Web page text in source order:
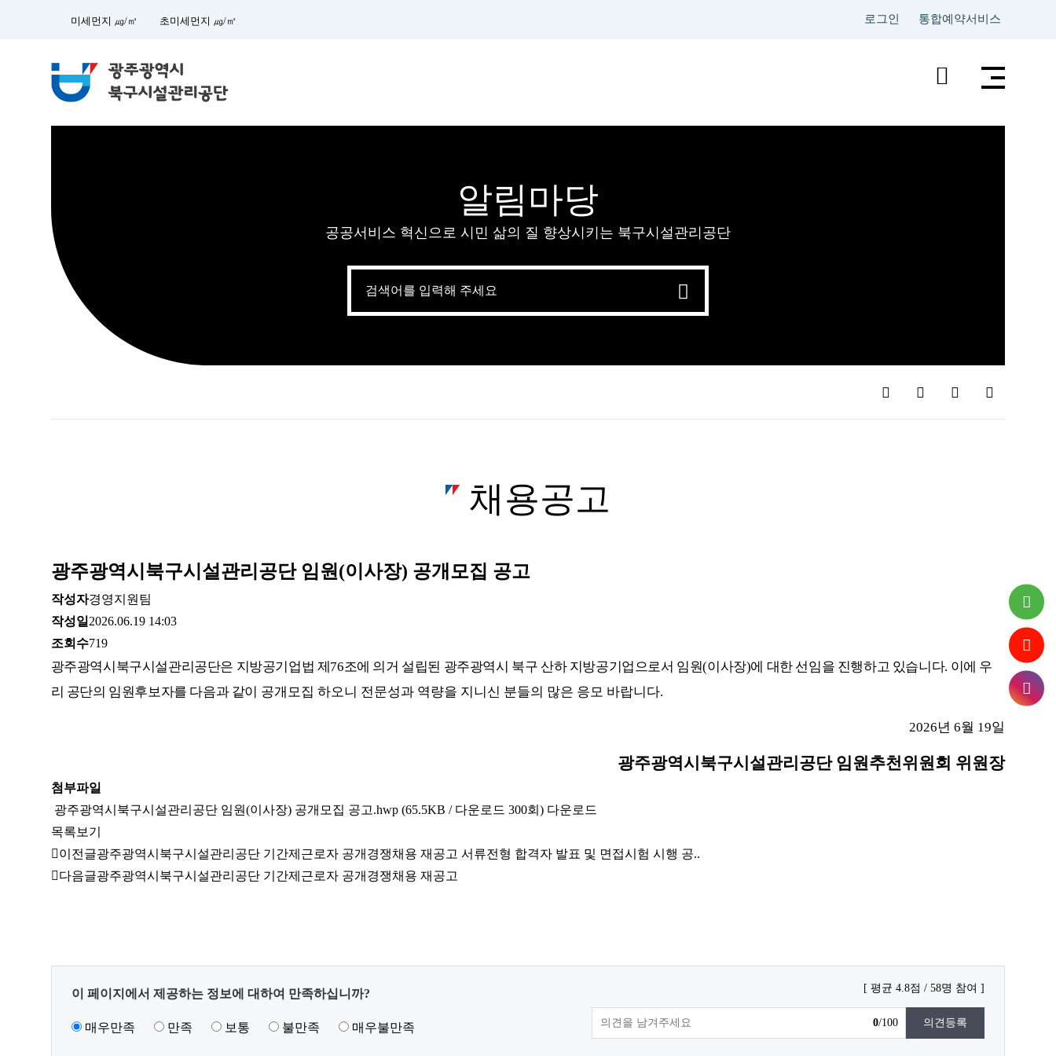
미세먼지 ㎍/㎥ 초미세먼지 ㎍/㎥ 로그인 통합예약서비스
전
남
주
통
시
설
관
단
색
알림마당
공공서비스 혁신으로 시민 삶의 질 향상시키는 북구시설관리공단
채용공고
글자 글자
공
인쇄
광주광역시북구시설관리공단 임원(이사장) 공개모집 공고
작성자경영지원팀
작성일 2026.06.19 14:03
조회수719
광주광역시 북구시설관리공단은 지방공기업법 제76조에 의거 설립된 광주광역시 북구 산하 지방공기업으로서 임원(이사장)에 대한 선임을 진행하고 있습니다. 이에 우
리 공단의 임원후보자를 다음과 같이 공개모집 하오니 전문성과 역량을 지니신 분들의 많은 응모 바랍니다.
2026년6월 19일
광주광역시북구시설관리공단 임원추천위원회 위원장
첨부파일
광주광역시북구시설관리공단 임원(이사장) 공개모집 공고.hwp (65.5KB / 다운로드 300회) 다운로드
목록보기
이전글광주광역시북구시설관리공단 기간제근로자 공개경쟁채용 재공고 서류전형 합격자 발표 및 면접시험 시행 공..
다음글광주광역시북구시설관리공단 기간제근로자 공개경쟁채용 재공고
콘
츠
이 페이지에서 제공하는 정보에 대하여 만족하십니까?
매우만족 만족 보통 불만족 매우불만족 0/100
평균 4.8점 58명 참여